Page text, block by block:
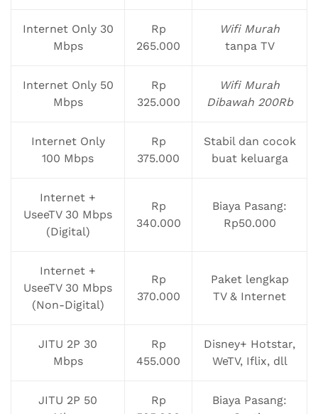
Internet Only 30
Mbps
Rp
265.000
Wifi Murah
tanpa TV
Internet Only 50
Mbps
Rp
325.000
Wifi Murah
Dibawah 200Rb
Internet Only
100 Mbps
Rp
375.000
Stabil dan cocok
buat keluarga
Internet +
UseeTV 30 Mbps
(Digital)
Rp
340.000
Biaya Pasang:
Rp50.000
Internet +
UseeTV 30 Mbps
(Non-Digital)
Rp
370.000
Paket lengkap
TV & Internet
JITU 2P 30
Mbps
Rp
455.000
Disney+ Hotstar,
WeTV, Iflix, dll
JITU 2P 50
Rp
Biaya Pasang: